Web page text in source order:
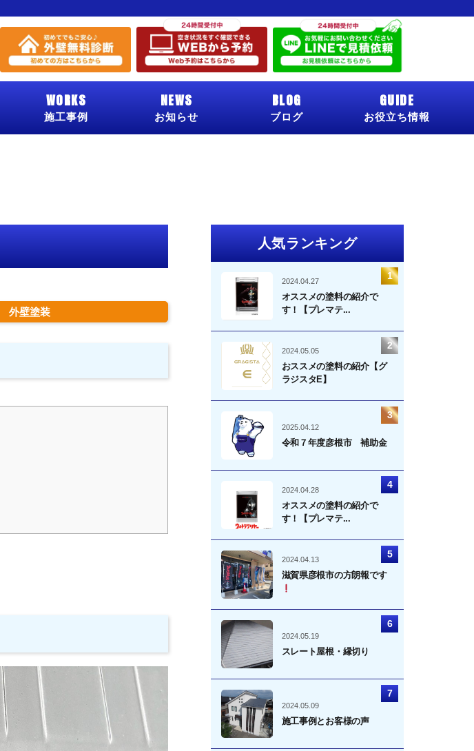
WORKS
施工事例
NEWS
お知らせ
BLOG
ブログ
GUIDE
お役立ち情報
外壁塗装
人気ランキング
2024.04.27
オススメの塗料の紹介で
す！【プレマテ...
2024.05.05
おススメの塗料の紹介【グ
ラジスタE】
2025.04.12
令和７年度彦根市 補助金
2024.04.28
オススメの塗料の紹介で
す！【プレマテ...
2024.04.13
滋賀県彦根市の方朗報です
2024.05.19
スレート屋根・縁切り
2024.05.09
施工事例とお客様の声